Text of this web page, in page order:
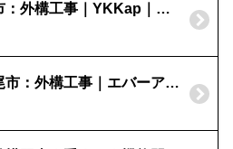
大阪狭山市：外構工事｜YKKap｜機能門柱｜ルシアスポストユニット
大阪府八尾市：外構工事｜エバーアートウッド｜栗石